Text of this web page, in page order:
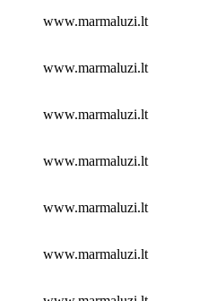
www.marmaluzi.lt
www.marmaluzi.lt
www.marmaluzi.lt
www.marmaluzi.lt
www.marmaluzi.lt
www.marmaluzi.lt